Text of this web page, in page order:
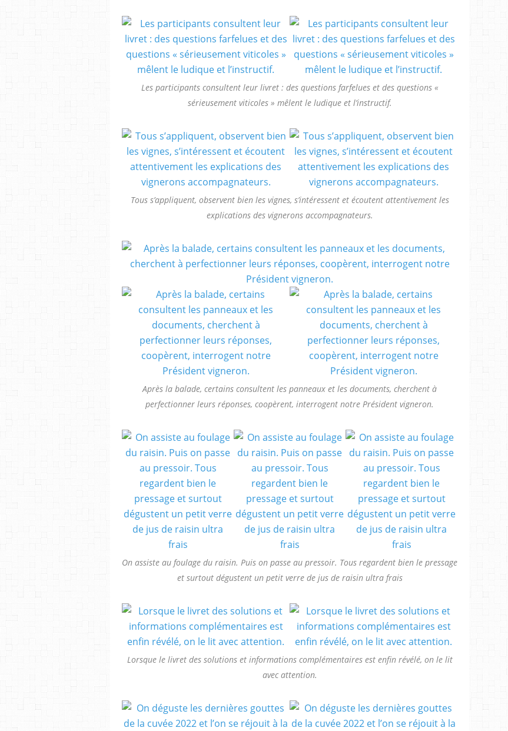
Les participants consultent leur livret : des questions farfelues et des questions «
sérieusement viticoles » mêlent le ludique et l’instructif.
Tous s’appliquent, observent bien les vignes, s’intéressent et écoutent attentivement les
explications des vignerons accompagnateurs.
Après la balade, certains consultent les panneaux et les documents, cherchent à
perfectionner leurs réponses, coopèrent, interrogent notre Président vigneron.
On assiste au foulage du raisin. Puis on passe au pressoir. Tous regardent bien le pressage
et surtout dégustent un petit verre de jus de raisin ultra frais
Lorsque le livret des solutions et informations complémentaires est enfin révélé, on le lit
avec attention.